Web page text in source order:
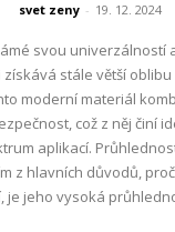
svet zeny - 19. 12. 2024
svou univerzálností
stále větší
moderní materiál
což z něj činí
Průhlednost a odolnost
je jeho vysoká